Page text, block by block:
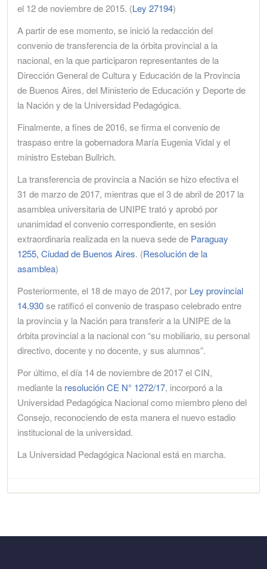
el 12 de noviembre de 2015. (Ley 27194)
A partir de ese momento, se inició la redacción del
convenio de transferencia de la órbita provincial a la
nacional, en la que participaron representantes de la
Dirección General de Cultura y Educación de la Provincia
de Buenos Aires, del Ministerio de Educación y Deporte de
la Nación y de la Universidad Pedagógica.
Finalmente, a fines de 2016, se firma el convenio de
traspaso entre la gobernadora María Eugenia Vidal y el
ministro Esteban Bullrich.
La transferencia de provincia a Nación se hizo efectiva el
31 de marzo de 2017, mientras que el 3 de abril de 2017 la
asamblea universitaria de UNIPE trató y aprobó por
unanimidad el convenio correspondiente, en sesión
extraordinaria realizada en la nueva sede de Paraguay
1255, Ciudad de Buenos Aires. (Resolución de la
asamblea)
Posteriormente, el 18 de mayo de 2017, por Ley provincial
14.930se ratificó el convenio de traspaso celebrado entre
la provincia y la Nación para transferir a la UNIPE de la
órbita provincial a la nacional con “su mobiliario, su personal
directivo, docente y no docente, y sus alumnos”.
Por último, el día 14 de noviembre de 2017 el CIN,
mediante la resolución CE N° 1272/17, incorporó a la
Universidad Pedagógica Nacional como miembro pleno del
Consejo, reconociendo de esta manera el nuevo estadio
institucional de la universidad.
La Universidad Pedagógica Nacional está en marcha.